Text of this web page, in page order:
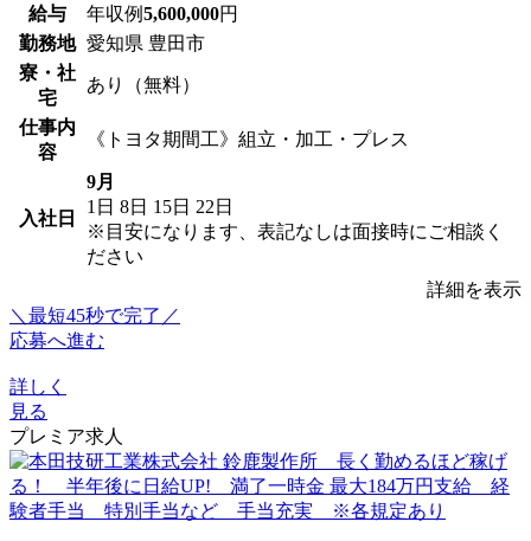
給与 年収例5,600,000円
勤務地 愛知県 豊田市
寮・社
宅
あり（無料）
仕事内
容
《トヨタ期間工》組立・加工・プレス
入社日
9月
1日 8日 15日 22日
※目安になります、表記なしは面接時にご相談く
ださい
詳細を表示
＼最短45秒で完了／
応募へ進む
詳しく
見る
プレミア求人